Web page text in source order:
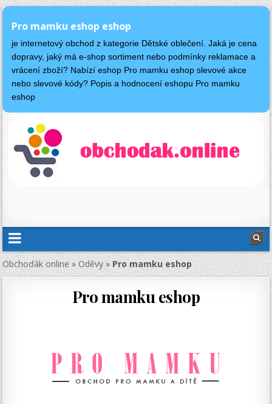
Pro mamku eshop eshop
je internetový obchod z kategorie Dětské oblečení. Jaká je cena
dopravy, jaký má e-shop sortiment nebo podmínky reklamace a
vrácení zboží? Nabízí eshop Pro mamku eshop slevové akce
nebo slevové kódy? Popis a hodnocení eshopu Pro mamku
eshop
Obchoďák online»Oděvy»Pro mamku eshop
Pro mamku eshop